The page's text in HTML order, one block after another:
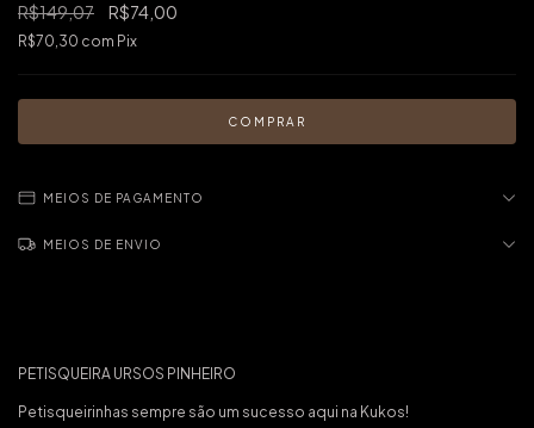
R$149,07 R$74,00
R$70,30 com Pix
MEIOS DE PAGAMENTO
MEIOS DE ENVIO
PETISQUEIRA URSOS PINHEIRO
Petisqueirinhas sempre são um sucesso aqui na Kukos!